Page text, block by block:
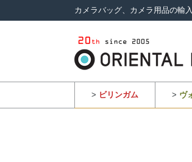
カメラバッグ、カメラ用品の輸
> ビリンガム > ヴ